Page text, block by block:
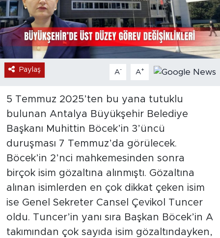
Paylaş A- A+
5 Temmuz 2025’ten bu yana tutuklu
bulunan Antalya Büyükşehir Belediye
Başkanı Muhittin Böcek’in 3’üncü
duruşması 7 Temmuz’da görülecek.
Böcek’in 2’nci mahkemesinden sonra
birçok isim gözaltına alınmıştı. Gözaltına
alınan isimlerden en çok dikkat çeken isim
ise Genel Sekreter Cansel Çevikol Tuncer
oldu. Tuncer’in yanı sıra Başkan Böcek’in A
takımından çok sayıda isim gözaltındayken,